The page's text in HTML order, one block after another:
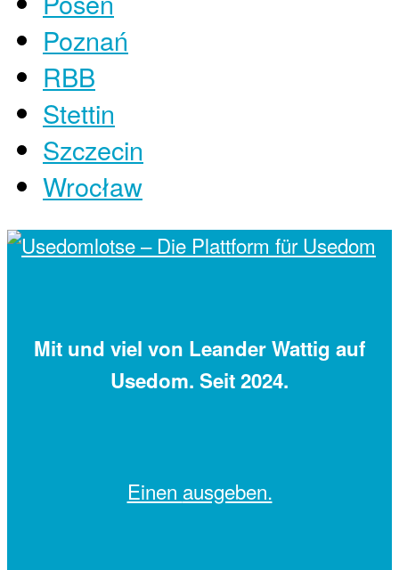
Poznań
RBB
Stettin
Szczecin
Wrocław
Mit und viel von Leander Wattig auf
Usedom. Seit 2024.
Einen ausgeben.